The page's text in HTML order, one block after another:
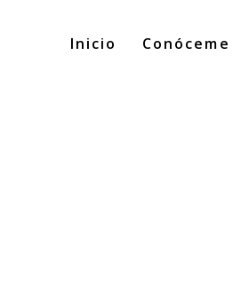
Inicio Conóceme